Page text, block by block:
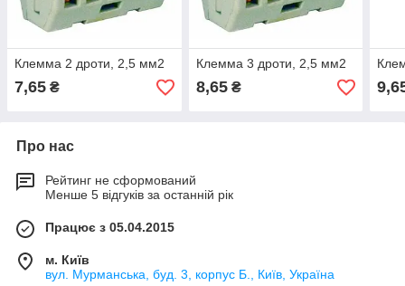
Клемма 2 дроти, 2,5 мм2
7,65 ₴
Клемма 3 дроти, 2,5 мм2
8,65₴
Про нас
Рейтинг не сформований
Менше 5 відгуків за останній рік
Працює з 05.04.2015
м. Київ
вул. Мурманська, буд. 3, корпус Б., Київ, Україна